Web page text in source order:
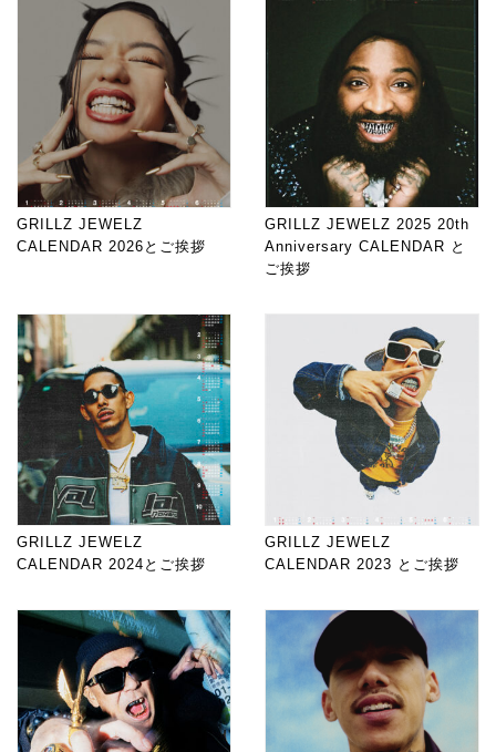
GRILLZ JEWELZ
CALENDAR 2026とご挨拶
GRILLZ JEWELZ 2025 20th
Anniversary CALENDAR と
ご挨拶
GRILLZ JEWELZ
CALENDAR 2024とご挨拶
GRILLZ JEWELZ
CALENDAR 2023 とご挨拶